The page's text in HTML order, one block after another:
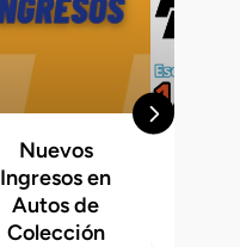
Nuevos
Ingresos en
Autos de
Colección